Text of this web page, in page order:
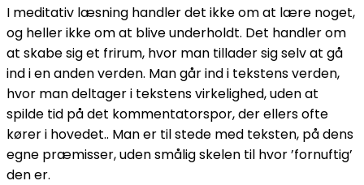
I meditativ læsning handler det ikke om at lære noget,
og heller ikke om at blive underholdt. Det handler om
at skabe sig et frirum, hvor man tillader sig selv at gå
ind i en anden verden. Man går ind i tekstens verden,
hvor man deltager i tekstens virkelighed, uden at
spilde tid på det kommentatorspor, der ellers ofte
kører i hovedet.. Man er til stede med teksten, på dens
egne præmisser, uden smålig skelen til hvor ’fornuftig’
den er.